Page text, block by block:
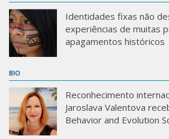
Identidades fixas não
experiências de muitas
apagamentos históricos
BIO
Reconhecimento
Jaroslava Valentova
Behavior and Evolution